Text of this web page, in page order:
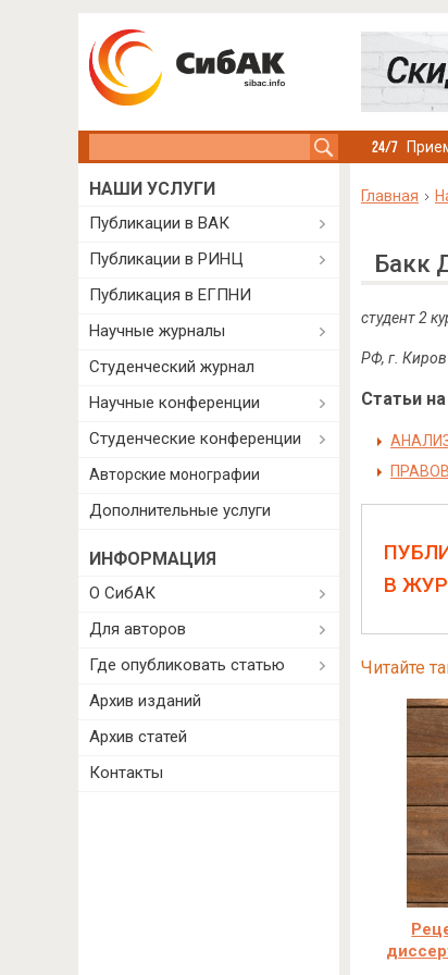
Главная
Бакк
студент 2
РФ, г. Киров
Статьи
В
Читайте
НАШИ УСЛУГИ
Публикации в ВАК
Публикации в РИНЦ
Публикация в ЕГПНИ
Научные журналы
Студенческий журнал
Научные конференции
Студенческие конференции
Авторские монографии
Дополнительные услуги
ИНФОРМАЦИЯ
О СибАК
Для авторов
Где опубликовать статью
Архив изданий
Архив статей
Контакты